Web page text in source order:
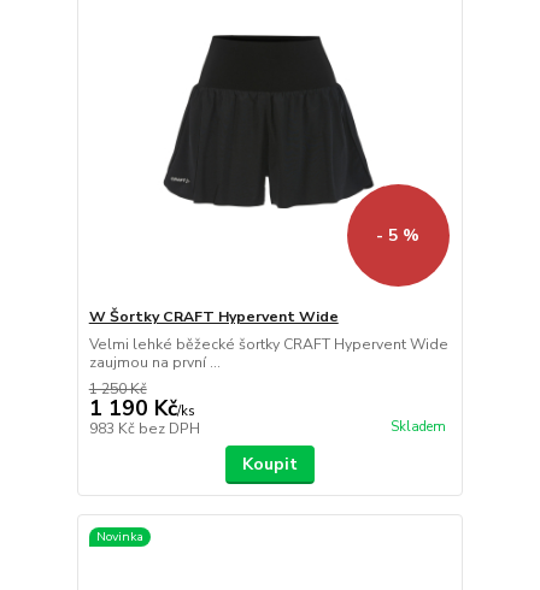
- 5 %
W Šortky CRAFT Hypervent Wide
Velmi lehké běžecké šortky CRAFT Hypervent Wide
zaujmou na první ...
1 250 Kč
1 190 Kč/ks
983 Kč bez DPH Skladem
Koupit
Novinka